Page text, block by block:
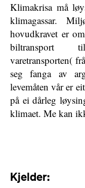
Klimakrisa må
klimagassar.
hovudkravet er
biltransport
varetransporten(
seg fanga av
levemåten vår er
på ei dårleg
klimaet. Me kan
Kjelder: